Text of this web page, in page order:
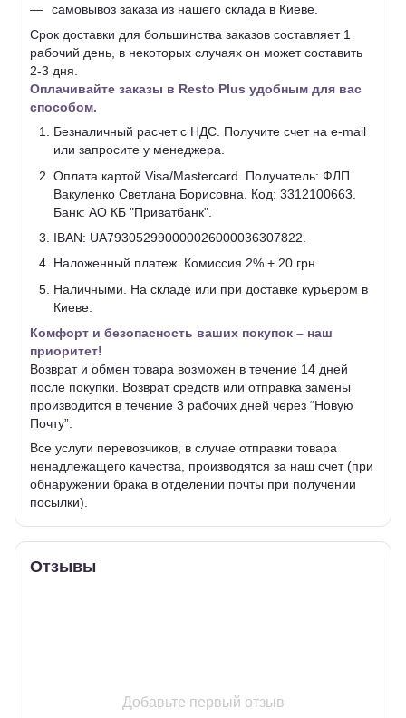
самовывоз заказа из нашего склада в Киеве.
Срок доставки для большинства заказов составляет 1
рабочий день, в некоторых случаях он может составить
2-3 дня.
Оплачивайте заказы в Resto Plus удобным для вас
способом.
Безналичный расчет с НДС. Получите счет на e-mail
или запросите у менеджера.
Оплата картой Visa/Mastercard. Получатель: ФЛП
Вакуленко Светлана Борисовна. Код: 3312100663.
Банк: АО КБ "Приватбанк".
IBAN: UA793052990000026000036307822.
Наложенный платеж. Комиссия 2% + 20 грн.
Наличными. На складе или при доставке курьером в
Киеве.
Комфорт и безопасность ваших покупок – наш
приоритет!
Возврат и обмен товара возможен в течение 14 дней
после покупки. Возврат средств или отправка замены
производится в течение 3 рабочих дней через “Новую
Почту”.
Все услуги перевозчиков, в случае отправки товара
ненадлежащего качества, производятся за наш счет (при
обнаружении брака в отделении почты при получении
посылки).
Отзывы
Добавьте первый отзыв